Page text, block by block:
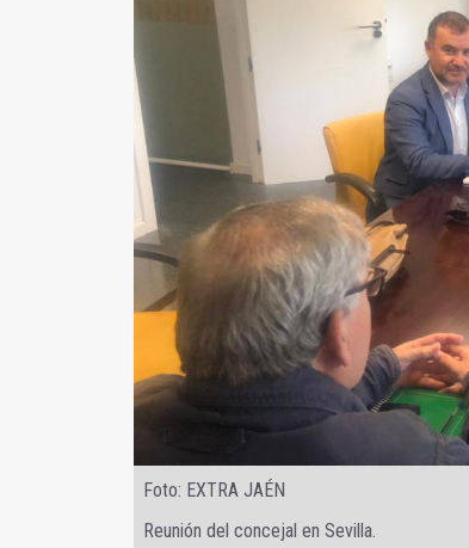
Foto: EXTRA JAÉN
Reunión del concejal en Sevilla.